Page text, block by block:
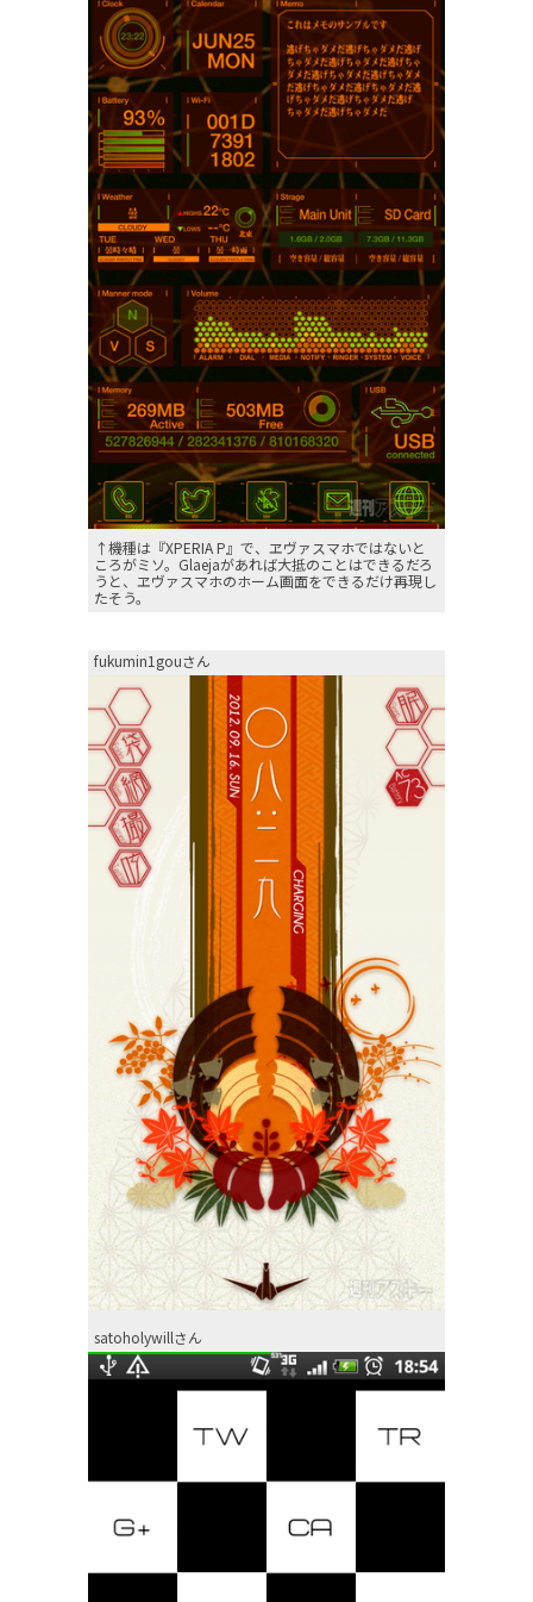
↑機種は『XPERIA P』で、ヱヴァスマホではないと
ころがミソ。Glaejaがあれば大抵のことはできるだろ
うと、ヱヴァスマホのホーム画面をできるだけ再現し
たそう。
fukumin1gouさん
satoholywillさん